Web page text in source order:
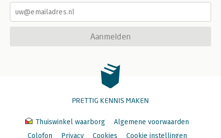
Aanmelden
PRETTIG KENNIS MAKEN
Thuiswinkel waarborg
Algemene voorwaarden
Colofon
Privacy Cookies Cookie instellingen